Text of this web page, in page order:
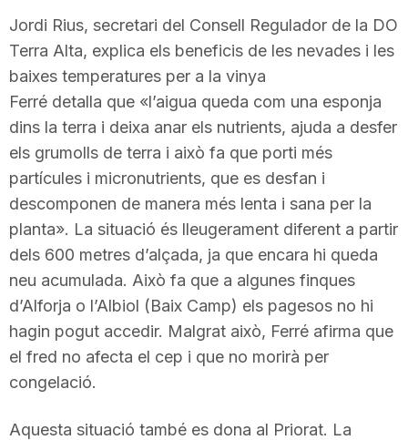
Jordi Rius, secretari del Consell Regulador de la DO
Terra Alta, explica els beneficis de les nevades i les
baixes temperatures per a la vinya
Ferré detalla que «l’aigua queda com una esponja
dins la terra i deixa anar els nutrients, ajuda a desfer
els grumolls de terra i això fa que porti més
partícules i micronutrients, que es desfan i
descomponen de manera més lenta i sana per la
planta». La situació és lleugerament diferent a partir
dels 600 metres d’alçada, ja que encara hi queda
neu acumulada. Això fa que a algunes finques
d’Alforja o l’Albiol (Baix Camp) els pagesos no hi
hagin pogut accedir. Malgrat això, Ferré afirma que
el fred no afecta el cep i que no morirà per
congelació.
Aquesta situació també es dona al Priorat. La